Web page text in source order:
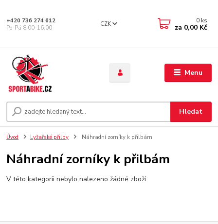
Menu
CZK
Hledat
+420 736 274 612
Po-Pá 8.00-16.00
0 ks
za 0,00 Kč
Úvod Lyžařské přilby Náhradní zorníky k přilbám
Náhradní zorníky k přilbám
V této kategorii nebylo nalezeno žádné zboží.